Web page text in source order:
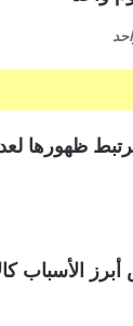
ظهورها
الأسباب